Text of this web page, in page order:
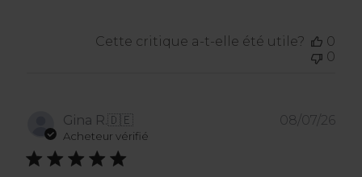
Cette critique a-t-elle été utile?
0
0
Gina R.🇩🇪
Acheteur vérifié
08/07/26